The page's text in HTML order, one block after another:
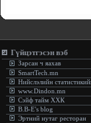
Гүйцэтгэсэн вэб
Зарсан ч яахав
SmartTech.mn
Нийслэлийн
www.Dindon.mn
Сэйф тайм ХХК
B.B-E's blog
Эртний нутаг ресторан